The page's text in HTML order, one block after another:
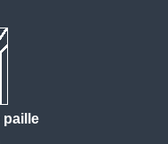
paille